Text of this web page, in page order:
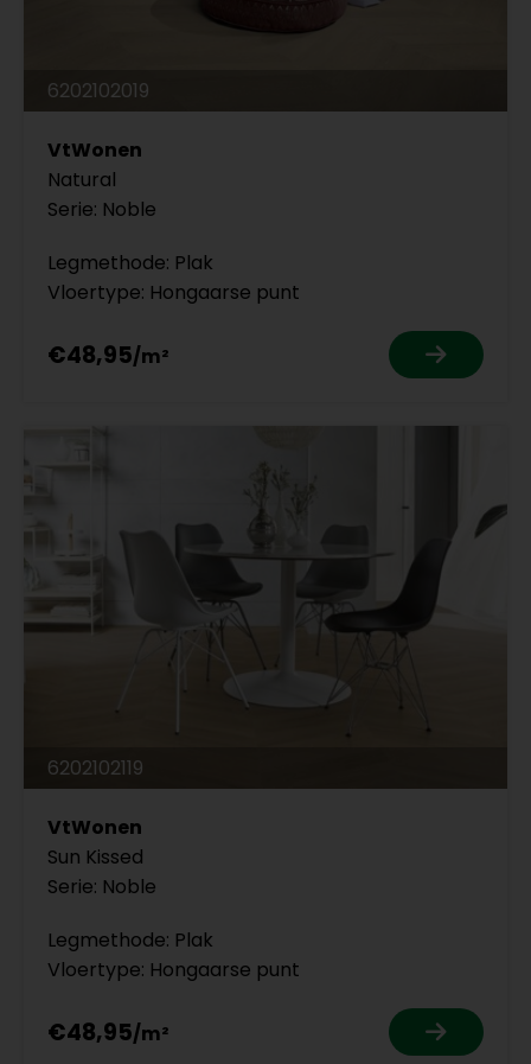
6202102019
VtWonen
Natural
Serie: Noble
Legmethode: Plak
Vloertype: Hongaarse punt
€48,95
6202102119
VtWonen
Sun Kissed
Serie: Noble
Legmethode: Plak
Vloertype: Hongaarse punt
€48,95